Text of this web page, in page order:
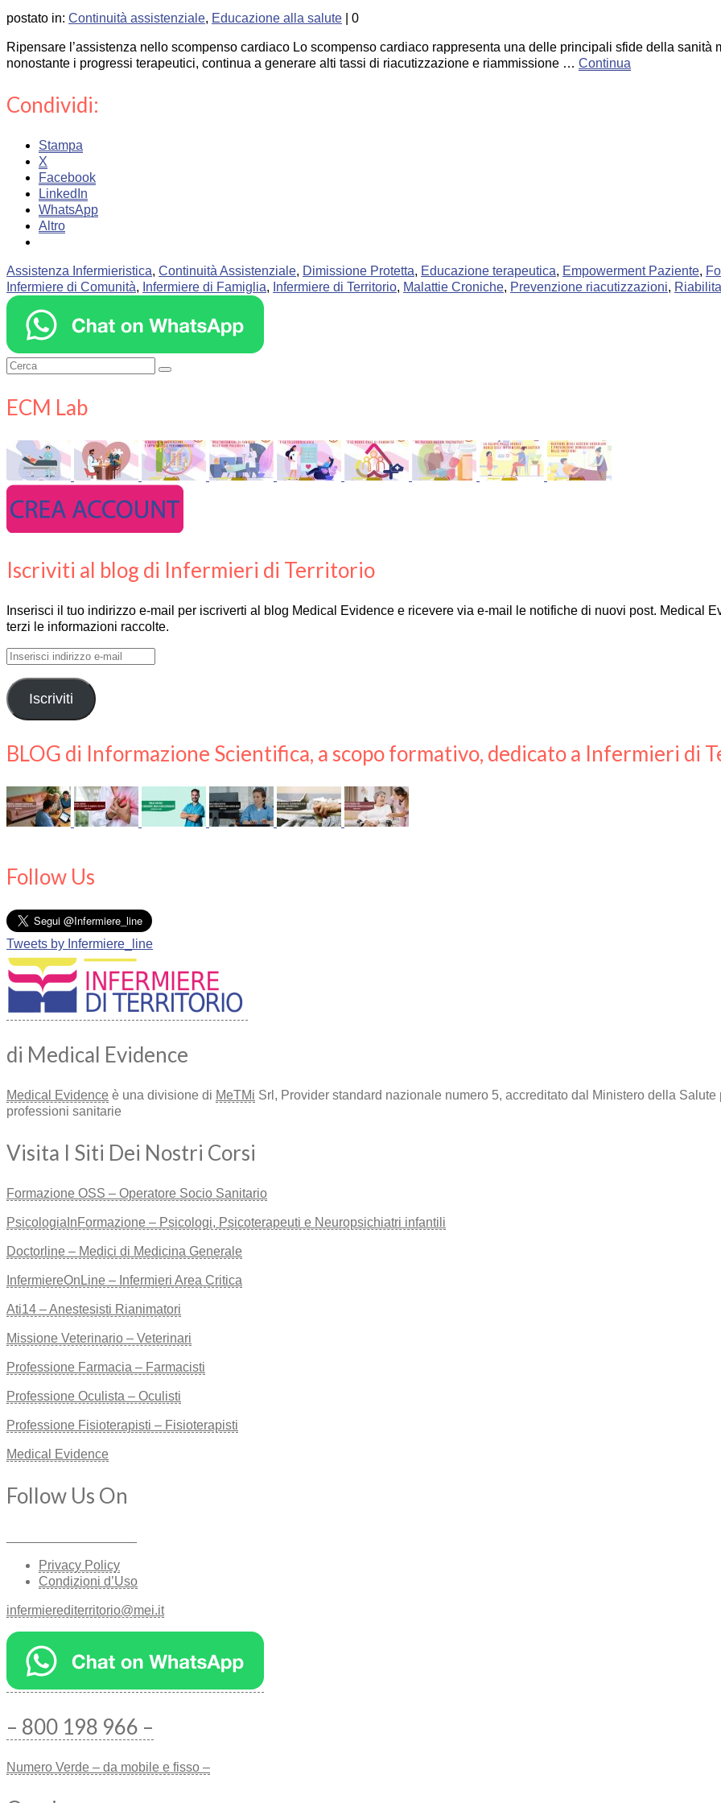
postato in: Continuità assistenziale, Educazione alla salute 0
Ripensare l’assistenza nello scompenso cardiaco Lo scompenso cardiaco rappresenta una delle principali sfide della
nonostante i progressi terapeutici, continua a generare alti tassi di riacutizzazione e riammissione … Continua
Condividi:
Stampa
X
Facebook
LinkedIn
WhatsApp
Altro
Assistenza Infermieristica, Continuità Assistenziale, Dimissione Protetta, Educazione terapeutica, Empowerment Paziente,
Infermiere di Comunità, Infermiere di Famiglia, Infermiere di Territorio, Malattie Croniche, Prevenzione riacutizzazioni,
Cerca:
ECM Lab
Iscriviti al blog di Infermieri di Territorio
Inserisci il tuo indirizzo e-mail per iscriverti al blog Medical Evidence e ricevere via e-mail le notifiche di nuovi post. Medical
terzi le informazioni raccolte.
Inserisci
e-
mail Iscriviti
BLOG di Informazione Scientifica, a scopo formativo, dedicato a Infermieri di
Follow Us
Tweets by Infermiere_line
di Medical Evidence
Medical Evidence è una divisione di MeTMi Srl, Provider standard nazionale numero 5, accreditato dal Ministero della
professioni sanitarie
Visita I Siti Dei Nostri Corsi
Formazione OSS – Operatore Socio Sanitario
PsicologiaInFormazione – Psicologi, Psicoterapeuti e Neuropsichiatri infantili
Doctorline – Medici di Medicina Generale
InfermiereOnLine – Infermieri Area Critica
Ati14 – Anestesisti Rianimatori
Missione Veterinario – Veterinari
Professione Farmacia – Farmacisti
Professione Oculista – Oculisti
Professione Fisioterapisti – Fisioterapisti
Medical Evidence
Follow Us On
Privacy Policy
Condizioni d’Uso
infermierediterritorio@mei.it
– 800 198 966 –
Numero Verde – da mobile e fisso –